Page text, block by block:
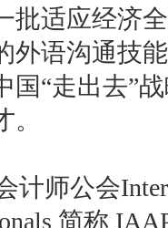
批适应经济
外语沟通技
国“走出去”
师公会
简称